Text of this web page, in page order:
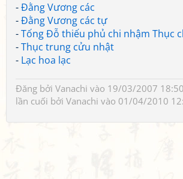
-Đằng Vương các
-Đằng Vương các tự
-Tống Đỗ thiếu phủ chi nhậm Thục
-Thục trung cửu nhật
- Lạc hoa lạc
Đăng bởi Vanachi vào 19/03/2007
lần cuối bởi Vanachi vào 01/04/2010